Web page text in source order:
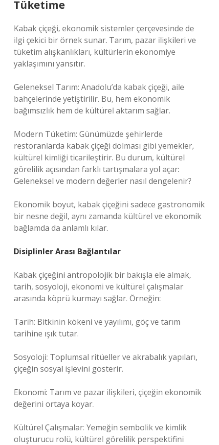
Tüketime
Kabak çiçeği, ekonomik sistemler çerçevesinde de
ilgi çekici bir örnek sunar. Tarım, pazar ilişkileri ve
tüketim alışkanlıkları, kültürlerin ekonomiye
yaklaşımını yansıtır.
Geleneksel Tarım: Anadolu’da kabak çiçeği, aile
bahçelerinde yetiştirilir. Bu, hem ekonomik
bağımsızlık hem de kültürel aktarım sağlar.
Modern Tüketim: Günümüzde şehirlerde
restoranlarda kabak çiçeği dolması gibi yemekler,
kültürel kimliği ticarileştirir. Bu durum, kültürel
görelilik açısından farklı tartışmalara yol açar:
Geleneksel ve modern değerler nasıl dengelenir?
Ekonomik boyut, kabak çiçeğini sadece gastronomik
bir nesne değil, aynı zamanda kültürel ve ekonomik
bağlamda da anlamlı kılar.
Disiplinler Arası Bağlantılar
Kabak çiçeğini antropolojik bir bakışla ele almak,
tarih, sosyoloji, ekonomi ve kültürel çalışmalar
arasında köprü kurmayı sağlar. Örneğin:
Tarih: Bitkinin kökeni ve yayılımı, göç ve tarım
tarihine ışık tutar.
Sosyoloji: Toplumsal ritüeller ve akrabalık yapıları,
çiçeğin sosyal işlevini gösterir.
Ekonomi: Tarım ve pazar ilişkileri, çiçeğin ekonomik
değerini ortaya koyar.
Kültürel Çalışmalar: Yemeğin sembolik ve kimlik
oluşturucu rolü, kültürel görelilik perspektifini